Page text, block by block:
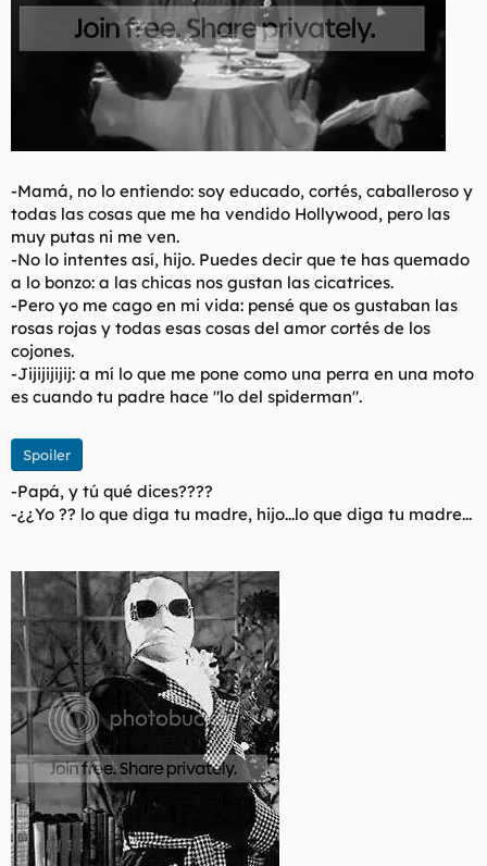
-Mamá, no lo entiendo: soy educado, cortés, caballeroso y
todas las cosas que me ha vendido Hollywood, pero las
muy putas ni me ven.
-No lo intentes así, hijo. Puedes decir que te has quemado
a lo bonzo: a las chicas nos gustan las cicatrices.
-Pero yo me cago en mi vida: pensé que os gustaban las
rosas rojas y todas esas cosas del amor cortés de los
cojones.
-Jijijijijij: a mí lo que me pone como una perra en una moto
es cuando tu padre hace "lo del spiderman".
Spoiler
-Papá, y tú qué dices????
-¿¿Yo ?? lo que diga tu madre, hijo...lo que diga tu madre...